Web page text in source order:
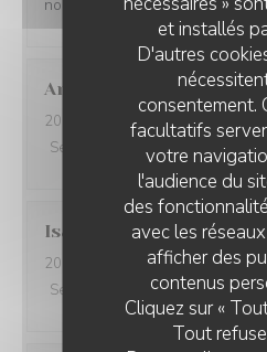
et installés
D'autres
consentement.
facultatifs
votre
l'audience du
des
avec les
afficher des
contenus
Cliquez sur «
Tout
nous régalons. A renouveler
Anouk
2026-08-02
- 13:00 - Couverts 3
Service
Ambiance: 5 /5
Isabelle
2026-08-01
- 19:00 - Couverts 3
Service
Ambiance :4/5
L'AILE ET